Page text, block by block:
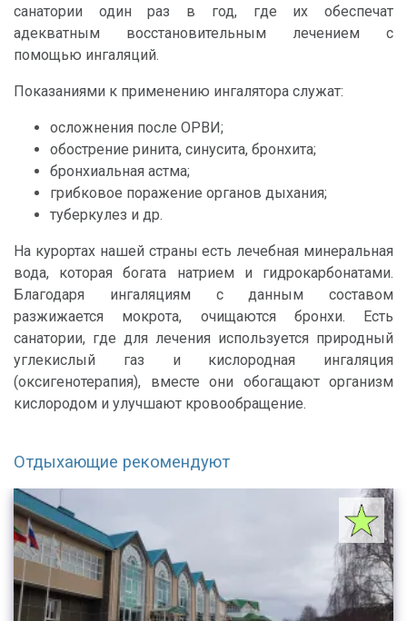
санатории один раз в год, где их обеспечат
адекватным восстановительным лечением с
помощью ингаляций.
Показаниями к применению ингалятора служат:
осложнения после ОРВИ;
обострение ринита, синусита, бронхита;
бронхиальная астма;
грибковое поражение органов дыхания;
туберкулез и др.
На курортах нашей страны есть лечебная минеральная
вода, которая богата натрием и гидрокарбонатами.
Благодаря ингаляциям с данным составом
разжижается мокрота, очищаются бронхи. Есть
санатории, где для лечения используется природный
углекислый газ и кислородная ингаляция
(оксигенотерапия), вместе они обогащают организм
кислородом и улучшают кровообращение.
Отдыхающие рекомендуют